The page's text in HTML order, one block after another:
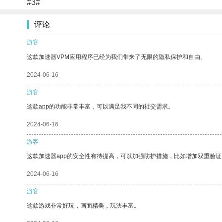
#3#
评论
游客
这款加速器VPM应用程序已经为我们带来了无限的隐私保护和自由。
2024-06-16
游客
这款app的功能非常丰富，可以满足我不同的社交需求。
2024-06-16
游客
这款加速器app的安全性有待提高，可以加强防护措施，比如增加双重验
2024-06-16
游客
这款游戏非常好玩，画面精美，玩法丰富。